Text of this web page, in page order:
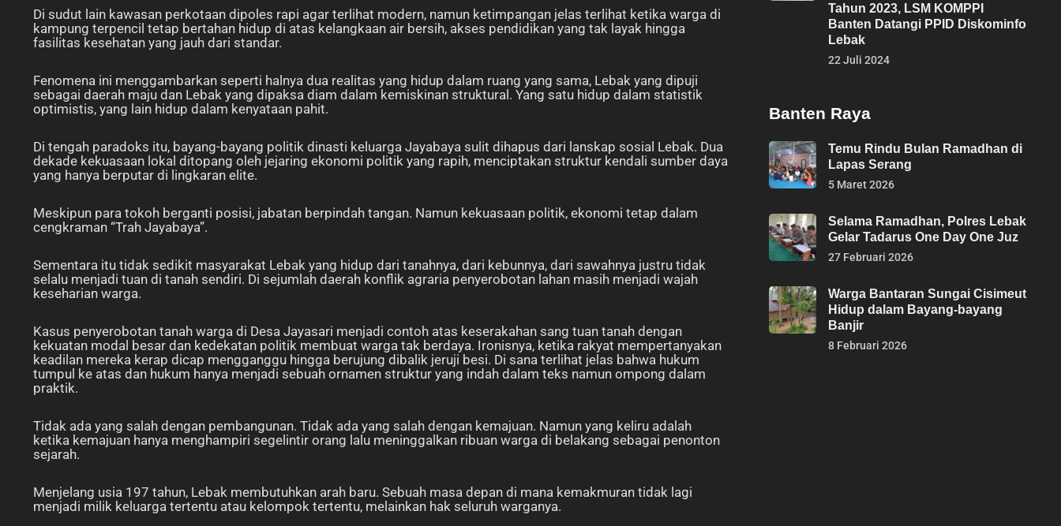
Di sudut lain kawasan perkotaan dipoles rapi agar terlihat modern, namun ketimpangan jelas terlihat ketika warga di
kampung terpencil tetap bertahan hidup di atas kelangkaan air bersih, akses pendidikan yang tak layak hingga
fasilitas kesehatan yang jauh dari standar.
Fenomena ini menggambarkan seperti halnya dua realitas yang hidup dalam ruang yang sama, Lebak yang dipuji
sebagai daerah maju dan Lebak yang dipaksa diam dalam kemiskinan struktural. Yang satu hidup dalam statistik
optimistis, yang lain hidup dalam kenyataan pahit.
Di tengah paradoks itu, bayang-bayang politik dinasti keluarga Jayabaya sulit dihapus dari lanskap sosial Lebak. Dua
dekade kekuasaan lokal ditopang oleh jejaring ekonomi politik yang rapih, menciptakan struktur kendali sumber daya
yang hanya berputar di lingkaran elite.
Meskipun para tokoh berganti posisi, jabatan berpindah tangan. Namun kekuasaan politik, ekonomi tetap dalam
cengkraman “Trah Jayabaya”.
Sementara itu tidak sedikit masyarakat Lebak yang hidup dari tanahnya, dari kebunnya, dari sawahnya justru tidak
selalu menjadi tuan di tanah sendiri. Di sejumlah daerah konflik agraria penyerobotan lahan masih menjadi wajah
keseharian warga.
Kasus penyerobotan tanah warga di Desa Jayasari menjadi contoh atas keserakahan sang tuan tanah dengan
kekuatan modal besar dan kedekatan politik membuat warga tak berdaya. Ironisnya, ketika rakyat mempertanyakan
keadilan mereka kerap dicap mengganggu hingga berujung dibalik jeruji besi. Di sana terlihat jelas bahwa hukum
tumpul ke atas dan hukum hanya menjadi sebuah ornamen struktur yang indah dalam teks namun ompong dalam
praktik.
Tidak ada yang salah dengan pembangunan. Tidak ada yang salah dengan kemajuan. Namun yang keliru adalah
ketika kemajuan hanya menghampiri segelintir orang lalu meninggalkan ribuan warga di belakang sebagai penonton
sejarah.
Menjelang usia 197 tahun, Lebak membutuhkan arah baru. Sebuah masa depan di mana kemakmuran tidak lagi
menjadi milik keluarga tertentu atau kelompok tertentu, melainkan hak seluruh warganya.
Tahun 2023, LSM KOMPPI
Banten Datangi PPID Diskominfo
Lebak
22 Juli 2024
Banten Raya
Temu Rindu Bulan Ramadhan di
Lapas Serang
5 Maret 2026
Selama Ramadhan, Polres Lebak
Gelar Tadarus One Day One Juz
27 Februari 2026
Warga Bantaran Sungai Cisimeut
Hidup dalam Bayang-bayang
Banjir
8 Februari 2026